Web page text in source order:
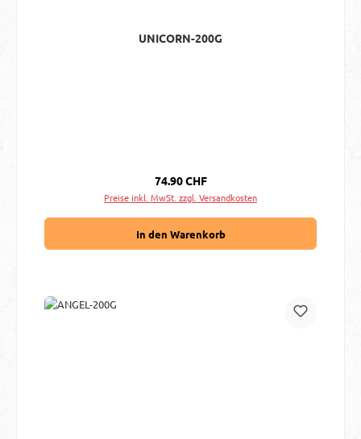
UNICORN-200G
Regulärer Preis:
74.90 CHF
Preise inkl. MwSt. zzgl. Versandkosten
In den Warenkorb